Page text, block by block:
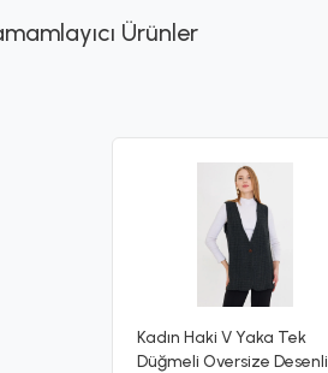
Ürünler
Kadın Haki V Yaka Tek
Düğmeli Oversize Desenli